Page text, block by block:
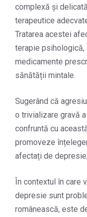
complexă și
terapeutice
Tratarea acestei
terapie psihologică,
medicamente
sănătății mintale.
Sugerând că
o trivializare gravă
confruntă cu
promoveze
afectați de
În contextul în care
depresie sunt
românească, este